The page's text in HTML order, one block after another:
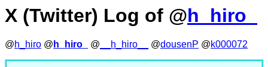
X (Twitter) Log of @h_hiro_
@h_hiro @ h_hiro_ @ __h_hiro__ @dousenP @k000072